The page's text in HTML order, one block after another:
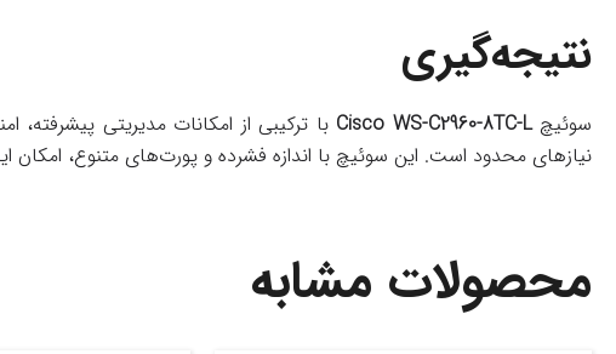
نتیجه‌گیری
سوئیچCisco WS-C2960-8TC-L
نیازهای محدود است. این سوئیچ با اندازه فشرده و پورت‌های متنوع، امکان
محصولات مشابه